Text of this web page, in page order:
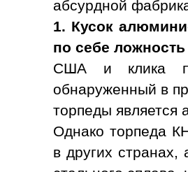
абсурдной
1. Кусок
по себе
США и клика
обнаруженный в
торпеды
Однако торпеда
в других странах,